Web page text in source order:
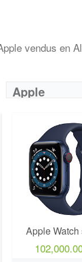
vendus en
Apple
Apple Watch